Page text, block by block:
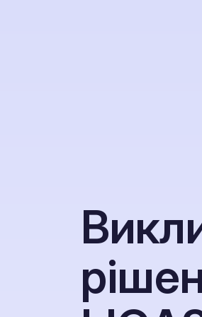
Викл
ріше